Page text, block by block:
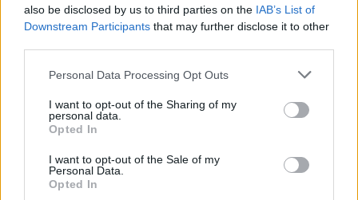
also be disclosed by us to third parties on the IAB’s List of
Downstream Participants that may further disclose it to other
Please note that this website/app uses one or more Google
not limited to your visit or usage behaviour. You may click to
grant or deny consent to Google and its third-party tags to
use your data for below specified purposes in below Google
consent section.
Personal Data Processing Opt Outs
I want to opt-out of the Sharing of my
personal data.
Opted In
I want to opt-out of the Sale of my
Personal Data.
Opted In